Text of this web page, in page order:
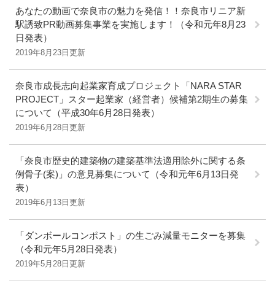
あなたの動画で奈良市の魅力を発信！！奈良市リニア新
駅誘致PR動画募集事業を実施します！（令和元年8月23
日発表）
2019年8月23日更新
奈良市成長志向起業家育成プロジェクト「NARA STAR
PROJECT」スター起業家（経営者）候補第2期生の募集
について（平成30年6月28日発表）
2019年6月28日更新
「奈良市歴史的建築物の建築基準法適用除外に関する条
例骨子(案)」の意見募集について（令和元年6月13日発
表）
2019年6月13日更新
「ダンボールコンポスト」の生ごみ減量モニターを募集
（令和元年5月28日発表）
2019年5月28日更新